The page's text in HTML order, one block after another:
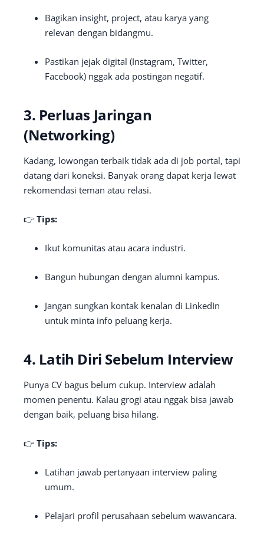
Bagikan insight, project, atau karya yang
relevan dengan bidangmu.
Pastikan jejak digital (Instagram, Twitter,
Facebook) nggak ada postingan negatif.
3. Perluas Jaringan
(Networking)
Kadang, lowongan terbaik tidak ada di job portal, tapi
datang dari koneksi. Banyak orang dapat kerja lewat
rekomendasi teman atau relasi.
👉 Tips:
Ikut komunitas atau acara industri.
Bangun hubungan dengan alumni kampus.
Jangan sungkan kontak kenalan di LinkedIn
untuk minta info peluang kerja.
4. Latih Diri Sebelum Interview
Punya CV bagus belum cukup. Interview adalah
momen penentu. Kalau grogi atau nggak bisa jawab
dengan baik, peluang bisa hilang.
👉 Tips:
Latihan jawab pertanyaan interview paling
umum.
Pelajari profil perusahaan sebelum wawancara.